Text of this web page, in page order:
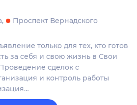
Проспект Вернадского
только для тех, кто готов
за себя и свою жизнь в Свои
сделок с
и контроль работы